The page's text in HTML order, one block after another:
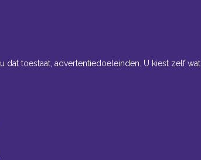
toestaat, advertentiedoeleinden. U kiest zelf wat